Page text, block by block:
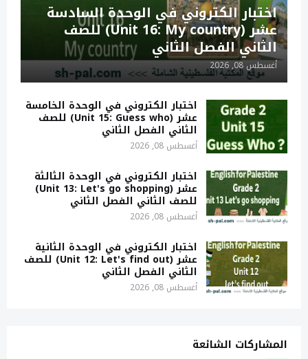
اختبار الكتروني في الوحدة السادسة
عشر (Unit 16: My country) للصف
الثاني الفصل الثاني
أغسطس 08, 2026
اختبار الكتروني في الوحدة الخامسة
عشر (Unit 15: Guess who) للصف
الثاني الفصل الثاني
أغسطس 08, 2026
اختبار الكتروني في الوحدة الثالثة
عشر (Unit 13: Let's go shopping)
للصف الثاني الفصل الثاني
أغسطس 08, 2026
اختبار الكتروني في الوحدة الثانية
عشر (Unit 12: Let's find out) للصف
الثاني الفصل الثاني
أغسطس 08, 2026
المشاركات الشائعة